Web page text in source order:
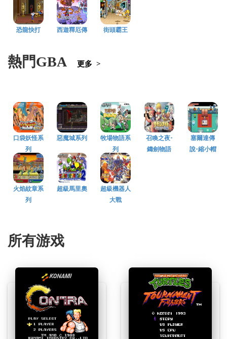
恐龍快打 西遊釋厄傳 街頭霸王
熱門GBA 更多 >
口袋妖怪系
列
惡魔城系列
牧場物語系
列
召喚之夜-
鑄劍物語
塞爾達傳
說-縮小帽
火焰紋章系
列
超級馬里奧
超級機器人
大戰
所有游戏